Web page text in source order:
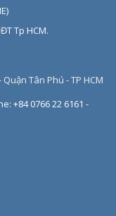
)
Tp HCM.
Tân Phú - TP HCM
+84 0766 22 6161 -